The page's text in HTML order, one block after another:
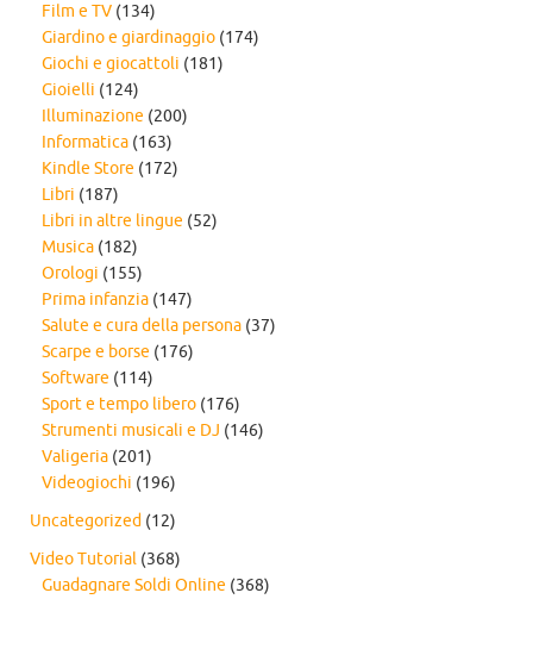
Film e TV (134)
Giardino e giardinaggio (174)
Giochi e giocattoli (181)
Gioielli (124)
Illuminazione (200)
Informatica (163)
Kindle Store (172)
Libri (187)
Libri in altre lingue (52)
Musica (182)
Orologi (155)
Prima infanzia (147)
Salute e cura della persona (37)
Scarpe e borse (176)
Software (114)
Sport e tempo libero (176)
Strumenti musicali e DJ (146)
Valigeria (201)
Videogiochi (196)
Uncategorized (12)
Video Tutorial (368)
Guadagnare Soldi Online (368)